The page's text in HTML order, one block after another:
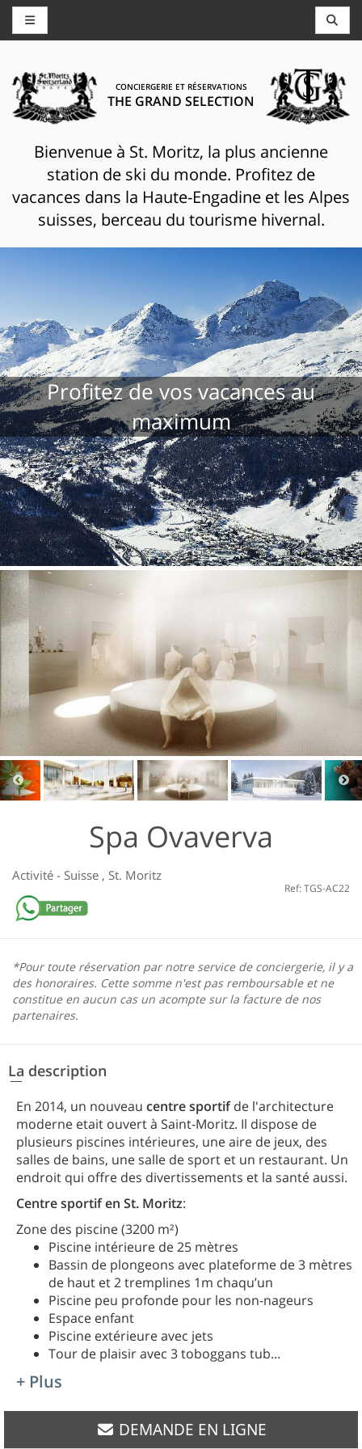
CONCIERGERIE ET RÉSERVATIONS
THE GRAND SELECTION
Bienvenue à St. Moritz, la plus ancienne
station de ski du monde. Profitez de
vacances dans la Haute-Engadine et les Alpes
suisses, berceau du tourisme hivernal.
Profitez de vos vacances au
maximum
Spa Ovaverva
Activité - Suisse , St. Moritz
Ref: TGS-AC22
*Pour toute réservation par notre service de conciergerie, il y a
des honoraires. Cette somme n'est pas remboursable et ne
constitue en aucun cas un acompte sur la facture de nos
partenaires.
La description
En 2014, un nouveau centre sportifde l'architecture
moderne etait ouvert à Saint-Moritz. Il dispose de
plusieurs piscines intérieures, une aire de jeux, des
salles de bains, une salle de sport et un restaurant. Un
endroit qui offre des divertissements et la santé aussi.
Centre sportif en St. Moritz:
Zone des piscine (3200 m²)
Piscine intérieure de 25 mètres
Bassin de plongeons avec plateforme de 3 mètres
de haut et 2 tremplines 1m chaqu’un
Piscine peu profonde pour les non-nageurs
Espace enfant
Piscine extérieure avec jets
Tour de plaisir avec 3 toboggans tub...
+ Plus
DEMANDE EN LIGNE